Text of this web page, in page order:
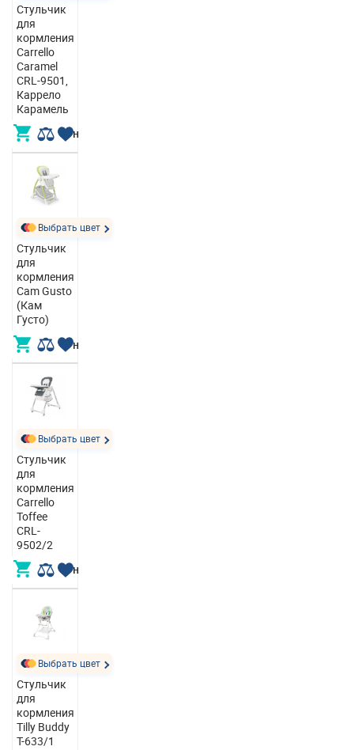
Стульчик
для
кормления
Carrello
Caramel
CRL-9501,
Каррело
Карамель
4 013,00 грн
Выбрать цвет
Стульчик
для
кормления
Cam Gusto
(Кам
Густо)
5 700,00 грн
Выбрать цвет
Стульчик
для
кормления
Carrello
Toffee
CRL-
9502/2
4 012,00 грн
Выбрать цвет
Стульчик
для
кормления
Tilly Buddy
T-633/1